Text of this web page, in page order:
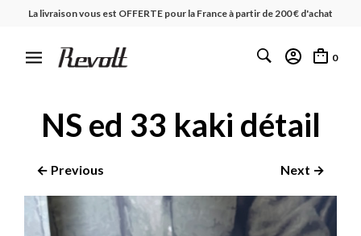
La livraison vous est OFFERTE pour la France à partir de 200 € d'achat
0
NS ed 33 kaki détail
← Previous Next →